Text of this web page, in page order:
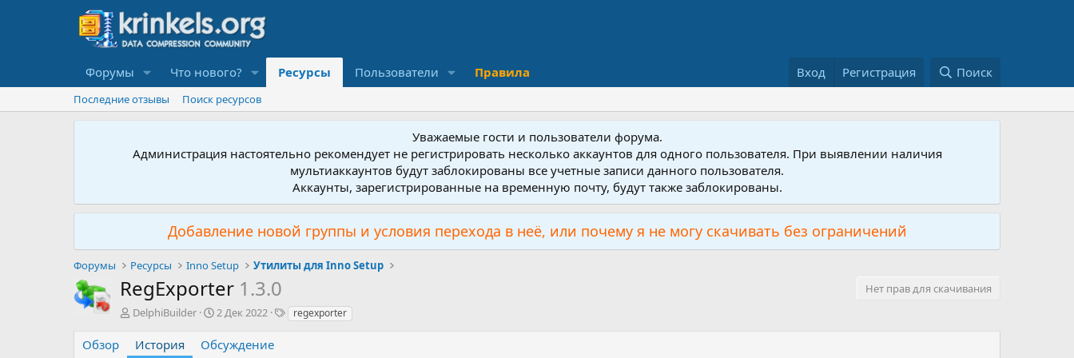
Форумы Что нового? Ресурсы Пользователи Правила Вход Регистрация Поиск
Последние отзывы Поиск ресурсов
Уважаемые гости и пользователи форума.
Администрация настоятельно рекомендует не регистрировать несколько аккаунтов для одного пользователя. При выявлении наличия
мультиаккаунтов будут заблокированы все учетные записи данного пользователя.
Аккаунты, зарегистрированные на временную почту, будут также заблокированы.
Добавление новой группы и условия перехода в неё, или почему я не могу скачивать без ограничений
Форумы Ресурсы Inno Setup Утилиты для Inno Setup
RegExporter 1.3.0
Нет прав для скачивания
А
т
о
DelphiBuilder
Д
т
а
2 Дек 2022
Т
и
regexporter
Обзор История Обсуждение